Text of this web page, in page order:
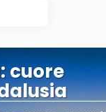
cuore